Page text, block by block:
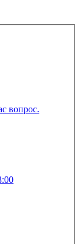
вопрос.